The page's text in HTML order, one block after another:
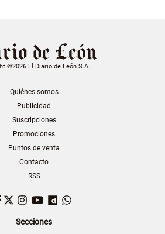
©2026 El Diario de León S.A.
Quiénes somos
Publicidad
Suscripciones
Promociones
Puntos de venta
Contacto
RSS
Facebook
TwitterInstagram
YouTubeDailymotion
Secciones